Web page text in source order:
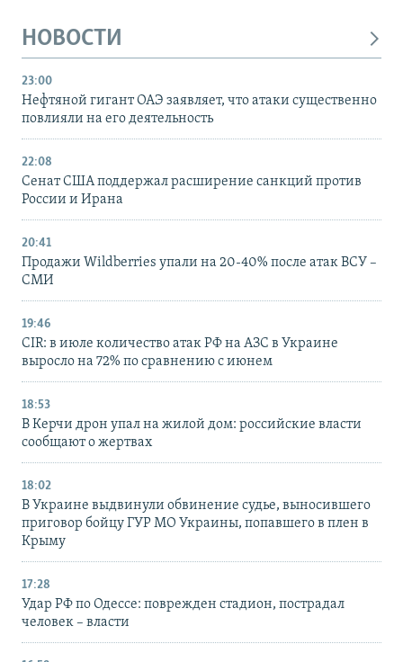
НОВОСТИ
23:00
Нефтяной гигант ОАЭ заявляет, что атаки существенно
повлияли на его деятельность
22:08
Сенат США поддержал расширение санкций против
России и Ирана
20:41
Продажи Wildberries упали на 20-40% после атак ВСУ –
СМИ
19:46
CIR: в июле количество атак РФ на АЗС в Украине
выросло на 72% по сравнению с июнем
18:53
В Керчи дрон упал на жилой дом: российские власти
сообщают о жертвах
18:02
В Украине выдвинули обвинение судье, выносившего
приговор бойцу ГУР МО Украины, попавшего в плен в
Крыму
17:28
Удар РФ по Одессе: поврежден стадион, пострадал
человек – власти